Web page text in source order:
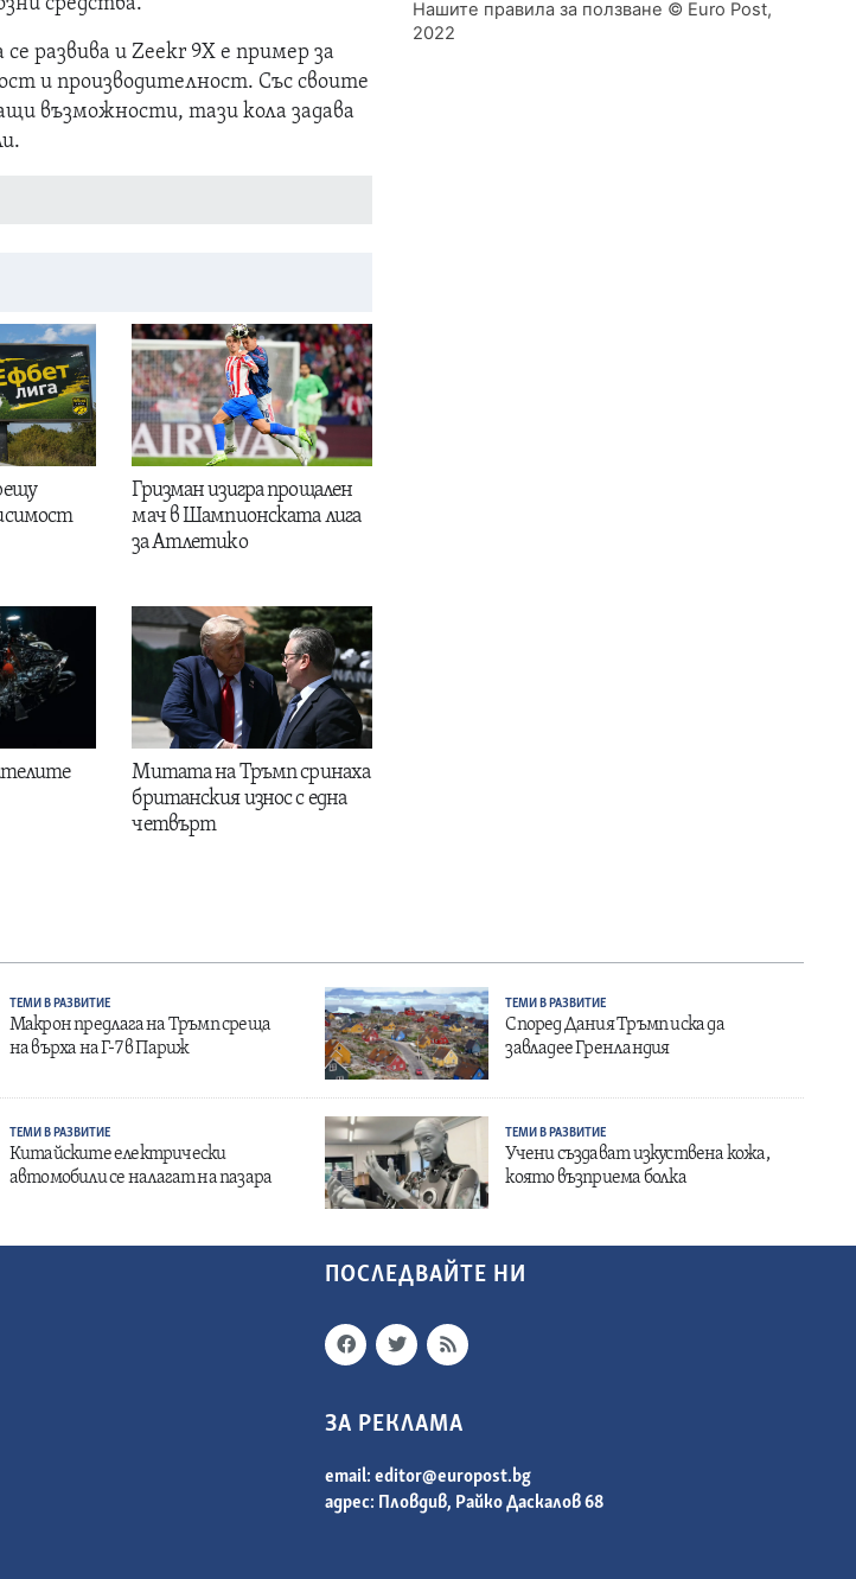
развива и Zeekr 9X е пример за
и производителност. Със своите
възможности, тази кола задава
Гризман изигра прощален
мач в Шампионската лига
за Атлетико
Митата на Тръмп сринаха
британския износ с една
четвърт
Нашите правила за ползване © Euro Post,
2022
ТЕМИ В РАЗВИТИЕ
Макрон предлага на Тръмп среща
на върха на Г-7 в Париж
ТЕМИ В РАЗВИТИЕ
Според Дания Тръмп иска да
завладее Гренландия
ТЕМИ В РАЗВИТИЕ
Китайските електрически
автомобили се налагат на пазара
ТЕМИ В РАЗВИТИЕ
Учени създават изкуствена кожа,
която възприема болка
ПОСЛЕДВАЙТЕ НИ
ЗА РЕКЛАМА
email:editor@europost.bg
адрес: Пловдив, Райко Даскалов 68